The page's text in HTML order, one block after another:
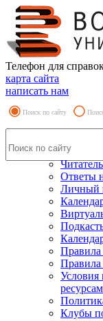
Телефон для
карта сайта
написать нам
Поиск по сайту
Ответы
Личный
Правила
Правила
Условия
Клубы